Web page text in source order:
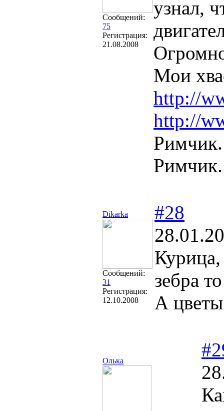
Сообщений:
75
Регистрация:
21.08.2008
узнал,
Мои
http://
http://
Pимчик.
Римчик.
Dikarka
Сообщений:
31
Регистрация:
12.10.2008
#28
Курица,
зебра
А
Олька